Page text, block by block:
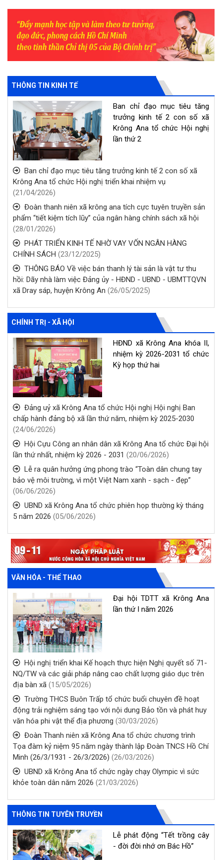
Lễ ra quân hưởng ứng
phong trào “Toàn dân
chung tay bảo vệ môi
trường, vì một Việt Nam
xanh - sạch - đẹp”
THÔNG TIN KINH TẾ
Ban chỉ đạo mục tiêu tăng
trưởng kinh tế 2 con số xã
Krông Ana tổ chức Hội nghị
lần thứ 2
Ban chỉ đạo mục tiêu tăng trưởng kinh tế 2 con số xã
Krông Ana tổ chức Hội nghị triển khai nhiệm vụ
(21/04/2026)
Đoàn thanh niên xã krông ana tích cực tuyên truyền sản
phẩm “tiết kiệm tích lũy” của ngân hàng chính sách xã hội
(28/01/2026)
PHÁT TRIỂN KINH TẾ NHỜ VAY VỐN NGÂN HÀNG
CHÍNH SÁCH (23/12/2025)
THÔNG BÁO Về việc bán thanh lý tài sản là vật tư thu
hồi: Dãy nhà làm việc Đảng ủy - HĐND - UBND - UBMTTQVN
xã Dray sáp, huyện Krông An (26/05/2025)
CHÍNH TRỊ - XÃ HỘI
HĐND xã Krông Ana khóa II,
nhiệm kỳ 2026-2031 tổ chức
Kỳ họp thứ hai
Đảng uỷ xã Krông Ana tổ chức Hội nghị Hội nghị Ban
chấp hành đảng bộ xã lần thứ năm, nhiệm kỳ 2025-2030
(24/06/2026)
Hội Cựu Công an nhân dân xã Krông Ana tổ chức Đại hội
lần thứ nhất, nhiệm kỳ 2026 - 2031 (20/06/2026)
Lễ ra quân hưởng ứng phong trào “Toàn dân chung tay
bảo vệ môi trường, vì một Việt Nam xanh - sạch - đẹp”
(06/06/2026)
UBND xã Krông Ana tổ chức phiên họp thường kỳ tháng
5 năm 2026 (05/06/2026)
VĂN HÓA - THỂ THAO
Đại hội TDTT xã Krông Ana
lần thứ I năm 2026
Hội nghị triển khai Kế hoạch thực hiện Nghị quyết số 71-
NQ/TW và các giải pháp nâng cao chất lượng giáo dục trên
địa bàn xã (15/05/2026)
Trường THCS Buôn Trấp tổ chức buổi chuyên đề hoạt
động trải nghiệm sáng tạo với nội dung Bảo tồn và phát huy
văn hóa phi vật thể địa phương (30/03/2026)
Đoàn Thanh niên xã Krông Ana tổ chức chương trình
Tọa đàm kỷ niệm 95 năm ngày thành lập Đoàn TNCS Hồ Chí
Minh (26/3/1931 - 26/3/2026) (26/03/2026)
UBND xã Krông Ana tổ chức ngày chạy Olympic vì sức
khỏe toàn dân năm 2026 (21/03/2026)
THÔNG TIN TUYÊN TRUYỀN
Lễ phát động “Tết trồng cây
- đời đời nhớ ơn Bác Hồ”